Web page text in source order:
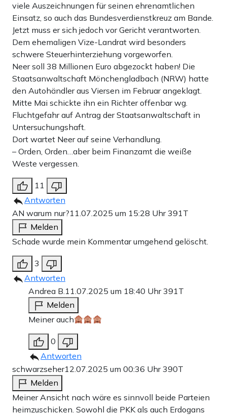
viele Auszeichnungen für seinen ehrenamtlichen
Einsatz, so auch das Bundesverdienstkreuz am Bande.
Jetzt muss er sich jedoch vor Gericht verantworten.
Dem ehemaligen Vize-Landrat wird besonders
schwere Steuerhinterziehung vorgeworfen.
Neer soll 38 Millionen Euro abgezockt haben! Die
Staatsanwaltschaft Mönchengladbach (NRW) hatte
den Autohändler aus Viersen im Februar angeklagt.
Mitte Mai schickte ihn ein Richter offenbar wg.
Fluchtgefahr auf Antrag der Staatsanwaltschaft in
Untersuchungshaft.
Dort wartet Neer auf seine Verhandlung.
– Orden, Orden…aber beim Finanzamt die weiße
Weste vergessen.
11
Antworten
AN warum nur?11.07.2025 um 15:28 Uhr391T
Melden
Schade wurde mein Kommentar umgehend gelöscht.
3
Antworten
Andrea B.11.07.2025 um 18:40 Uhr391T
Melden
Meiner auch
0
Antworten
schwarzseher12.07.2025 um 00:36 Uhr390T
Melden
Meiner Ansicht nach wäre es sinnvoll beide Parteien
heimzuschicken. Sowohl die PKK als auch Erdogans